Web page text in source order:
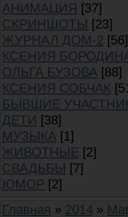
АНИМАЦИЯ [37]
СКРИНШОТЫ [23]
ЖУРНАЛ ДОМ-2 [56]
КСЕНИЯ
ОЛЬГА БУЗОВА [88]
КСЕНИЯ СОБЧАК
БЫВШИЕ
ДЕТИ [38]
МУЗЫКА [1]
ЖИВОТНЫЕ [2]
СВАДЬБЫ [7]
ЮМОР [2]
Главная » 2014 »